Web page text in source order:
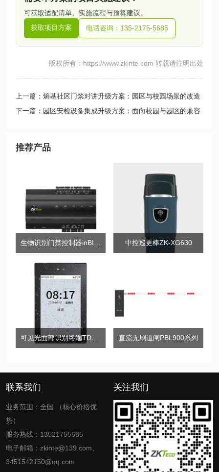
可获取适配清单、实施流程与预算建议。
获取项目方案
电话咨询：135-2175-5685
版权所有：https://www.zkinte.com 转载请注明出处
上一篇：熵基社区门禁对讲升级方案：园区与校园场景的改造
整合路径
下一篇：园区安检设备集成升级方案：面向校园与园区的兼容
推荐产品
中控巡更棒ZK-XG630
直流无刷道闸PBL900系列
联系我们
业务范围：全国 （核心价格优
势）
服务热线：13521755685
电子邮箱：zkinte@139.com、
3451542150@qq.com
关注我们